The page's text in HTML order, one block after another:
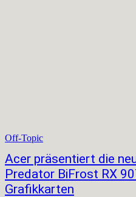
Off-Topic
Acer präsentiert die
Predator BiFrost RX
Grafikkarten